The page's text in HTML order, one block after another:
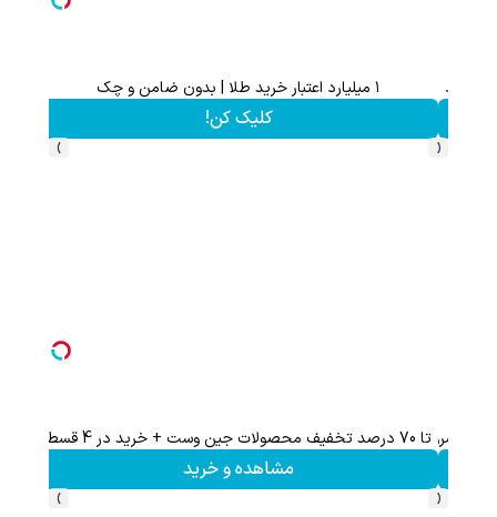
70% تخفیف ویژه جین وست + خرید در4 قسطه
مشاهده و خرید
‹
›
70% تخفیف ویژه جین وست + خرید در4 قسطه
مشاهده و خرید
‹
›